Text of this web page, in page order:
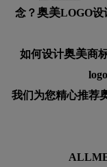
念？奥美LOGO设
如何设计奥美商
我们为您精心推荐